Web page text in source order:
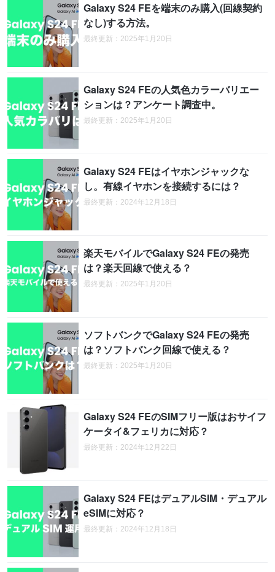
Galaxy S24 FEを端末のみ購入(回線契約
なし)する方法。
最終更新：2025年1月20日
Galaxy S24 FEの人気色カラーバリエー
ションは？アンケート調査中。
最終更新：2025年1月20日
Galaxy S24 FEはイヤホンジャックな
し。有線イヤホンを接続するには？
最終更新：2024年12月18日
楽天モバイルでGalaxy S24 FEの発売
は？楽天回線で使える？
最終更新：2025年1月20日
ソフトバンクでGalaxy S24 FEの発売
は？ソフトバンク回線で使える？
最終更新：2025年1月20日
Galaxy S24 FEのSIMフリー版はおサイフ
ケータイ&フェリカに対応？
最終更新：2024年12月22日
Galaxy S24 FEはデュアルSIM・デュアル
eSIMに対応？
最終更新：2024年12月18日